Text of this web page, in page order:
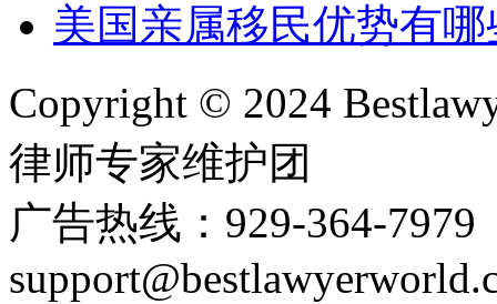
美国亲属移民优势有
Copyright © 2024
律师专家维护团
广告热线：929-364-